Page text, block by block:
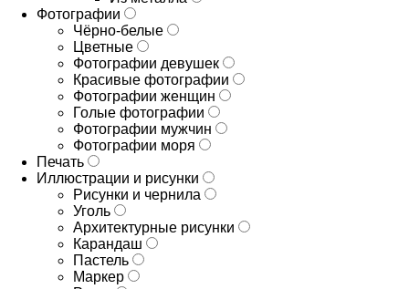
Фотографии
Чёрно-белые
Цветные
Фотографии девушек
Красивые фотографии
Фотографии женщин
Голые фотографии
Фотографии мужчин
Фотографии моря
Печать
Иллюстрации и рисунки
Рисунки и чернила
Уголь
Архитектурные рисунки
Карандаш
Пастель
Маркер